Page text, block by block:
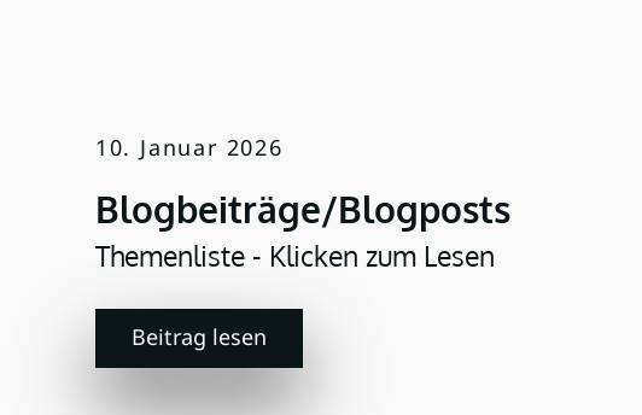
10. Januar 2026
Blogbeiträge/Blogposts
Themenliste - Klicken zum Lesen
Beitrag lesen